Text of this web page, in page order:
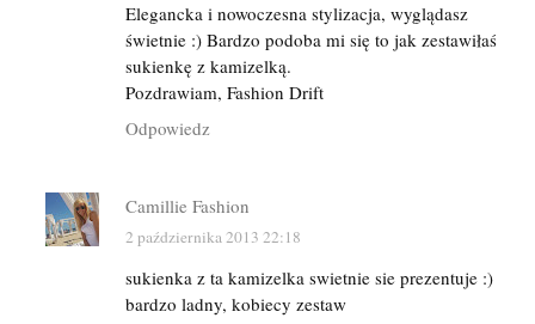
Elegancka i nowoczesna stylizacja, wyglądasz
świetnie :) Bardzo podoba mi się to jak zestawiłaś
sukienkę z kamizelką.
Pozdrawiam, Fashion Drift
Odpowiedz
Camillie Fashion
2 października 2013 22:18
sukienka z ta kamizelka swietnie sie prezentuje :)
bardzo ladny, kobiecy zestaw